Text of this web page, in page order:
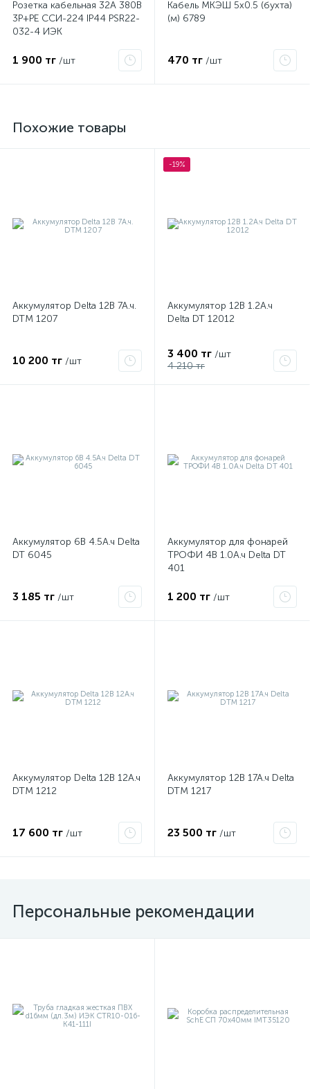
Розетка кабельная 32А 380В
3P+PЕ ССИ-224 IP44 PSR22-
032-4 ИЭК
1 900 тг /шт
Кабель МКЭШ 5х0.5 (бухта)
(м) 6789
470 тг /шт
Похожие товары
Аккумулятор Delta 12В 7А.ч.
DTM 1207
10 200 тг /шт
-19%
Аккумулятор 12В 1.2А.ч
Delta DT 12012
3 400 тг /шт
4 210 тг
Аккумулятор 6В 4.5А.ч Delta
DT 6045
3 185 тг /шт
Аккумулятор для фонарей
ТРОФИ 4В 1.0А.ч Delta DT
401
1 200 тг /шт
Аккумулятор Delta 12В 12А.ч
DTM 1212
17 600 тг /шт
Аккумулятор 12В 17А.ч Delta
DTM 1217
23 500 тг /шт
Персональные рекомендации